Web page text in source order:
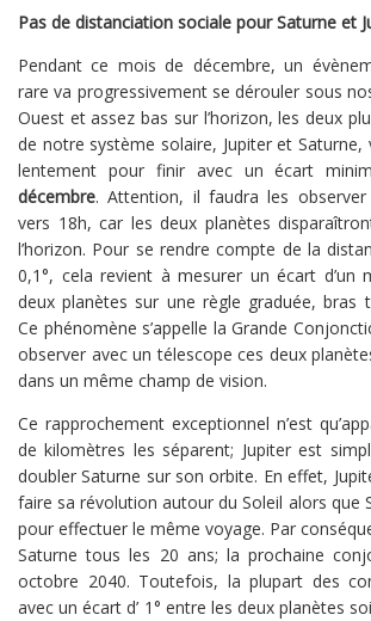
Pas de distanciation sociale pour Saturne et
Pendant ce mois de décembre, un
rare va progressivement se dérouler sous
Ouest et assez bas sur l’horizon, les deux
de notre système solaire, Jupiter et
lentement pour finir avec un écart
décembre. Attention, il faudra les
vers 18h, car les deux planètes
l’horizon. Pour se rendre compte de la
0,1°, cela revient à mesurer un écart d’un
deux planètes sur une règle graduée, bras
Ce phénomène s’appelle la Grande
observer avec un télescope ces deux
dans un même champ de vision.
Ce rapprochement exceptionnel n’est
de kilomètres les séparent; Jupiter est
doubler Saturne sur son orbite. En effet,
faire sa révolution autour du Soleil alors que
pour effectuer le même voyage. Par
Saturne tous les 20 ans; la prochaine
octobre 2040. Toutefois, la plupart des
avec un écart d’ 1° entre les deux planètes